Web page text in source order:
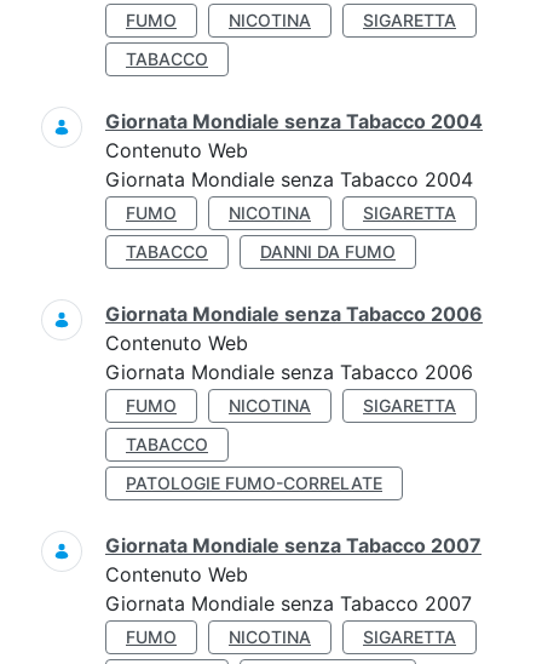
FUMO NICOTINA
SIGARETTA
TABACCO
Giornata Mondiale senza Tabacco 2004
Contenuto Web
Giornata Mondiale senza Tabacco 2004
FUMO NICOTINA
SIGARETTA
TABACCO
DANNI DA FUMO
Giornata Mondiale senza Tabacco 2006
Contenuto Web
Giornata Mondiale senza Tabacco 2006
FUMO NICOTINA
SIGARETTA
TABACCO
PATOLOGIE FUMO-CORRELATE
Giornata Mondiale senza Tabacco 2007
Contenuto Web
Giornata Mondiale senza Tabacco 2007
FUMO NICOTINA
SIGARETTA